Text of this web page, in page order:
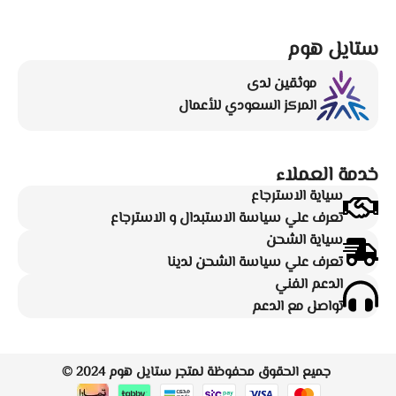
ستايل هوم
موثقين لدى
المركز السعودي للأعمال
خدمة العملاء
سياية الاسترجاع
تعرف علي سياسة الاستبدال و الاسترجاع
سياية الشحن
تعرف علي سياسة الشحن لدينا
الدعم الفني
تواصل مع الدعم
جميع الحقوق محفوظة لمتجرستايل هوم2024 ©